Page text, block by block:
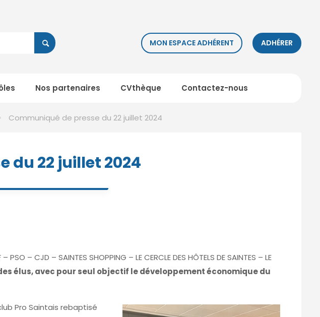
MON ESPACE ADHÉRENT ADHÉRER
Nos partenaires CVthèque Contactez-nous
Communiqué de presse du 22 juillet 2024
du 22 juillet 2024
PSO – CJD – SAINTES SHOPPING – LE CERCLE DES HÔTELS DE SAINTES – LE
élus, avec pour seul objectif le développement économique du
Pro Saintais rebaptisé